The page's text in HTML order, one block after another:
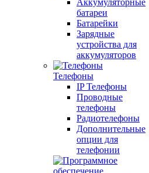
Аккумуляторные
батареи
Батарейки
Зарядные
устройства для
аккумуляторов
Телефоны
IP Телефоны
Проводные
телефоны
Радиотелефоны
Дополнительные
опции для
телефонии